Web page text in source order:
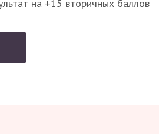
на +15 вторичных баллов